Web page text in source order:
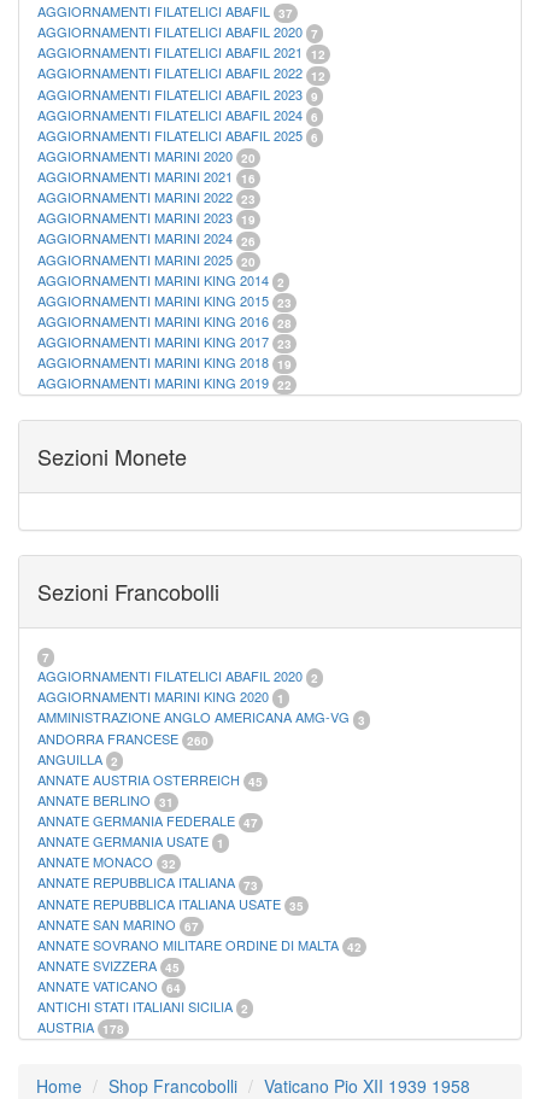
AGGIORNAMENTI FILATELICI ABAFIL 37
AGGIORNAMENTI FILATELICI ABAFIL 2020 7
AGGIORNAMENTI FILATELICI ABAFIL 2021 12
AGGIORNAMENTI FILATELICI ABAFIL 2022 12
AGGIORNAMENTI FILATELICI ABAFIL 2023 9
AGGIORNAMENTI FILATELICI ABAFIL 2024 6
AGGIORNAMENTI FILATELICI ABAFIL 2025 6
AGGIORNAMENTI MARINI 2020 20
AGGIORNAMENTI MARINI 2021 16
AGGIORNAMENTI MARINI 2022 23
AGGIORNAMENTI MARINI 2023 19
AGGIORNAMENTI MARINI 2024 26
AGGIORNAMENTI MARINI 2025 20
AGGIORNAMENTI MARINI KING 2014 2
AGGIORNAMENTI MARINI KING 2015 23
AGGIORNAMENTI MARINI KING 2016 28
AGGIORNAMENTI MARINI KING 2017 23
AGGIORNAMENTI MARINI KING 2018 19
AGGIORNAMENTI MARINI KING 2019 22
ALBUM PER CARTAMONETA 1
CARTELLE FILATELICHE MARINI
21
FOGLI FILATELICI VATICANO 37
FOGLI MARINI PERIODI SEPARATI VATICANO
MATERIALE FILATELICO MARINI 33
RACCOGLITORI XL
Sezioni Monete
Sezioni Francobolli
7
AGGIORNAMENTI FILATELICI ABAFIL 2020 2
AGGIORNAMENTI MARINI KING 2020 1
AMMINISTRAZIONE ANGLO AMERICANA AMG-VG 3
ANDORRA FRANCESE 260
ANGUILLA 2
ANNATE AUSTRIA OSTERREICH 45
ANNATE BERLINO 31
ANNATE GERMANIA FEDERALE 47
ANNATE GERMANIA USATE 1
ANNATE MONACO 32
ANNATE REPUBBLICA ITALIANA 73
ANNATE REPUBBLICA ITALIANA USATE 35
ANNATE SAN MARINO 67
ANNATE SOVRANO MILITARE ORDINE DI MALTA 42
ANNATE SVIZZERA 45
ANNATE VATICANO 64
ANTICHI STATI ITALIANI SICILIA 2
AUSTRIA 178
CASTELROSSO 10
Home Shop Francobolli
Vaticano Pio XII 1939 1958